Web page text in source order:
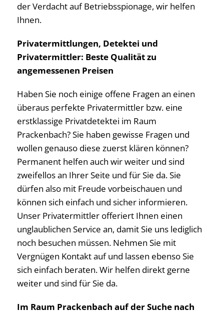
der Verdacht auf Betriebsspionage, wir helfen
Ihnen.
Privatermittlungen, Detektei und
Privatermittler: Beste Qualität zu
angemessenen Preisen
Haben Sie noch einige offene Fragen an einen
überaus perfekte Privatermittler bzw. eine
erstklassige Privatdetektei im Raum
Prackenbach? Sie haben gewisse Fragen und
wollen genauso diese zuerst klären können?
Permanent helfen auch wir weiter und sind
zweifellos an Ihrer Seite und für Sie da. Sie
dürfen also mit Freude vorbeischauen und
können sich einfach und sicher informieren.
Unser Privatermittler offeriert Ihnen einen
unglaublichen Service an, damit Sie uns lediglich
noch besuchen müssen. Nehmen Sie mit
Vergnügen Kontakt auf und lassen ebenso Sie
sich einfach beraten. Wir helfen direkt gerne
weiter und sind für Sie da.
Im Raum Prackenbach auf der Suche nach